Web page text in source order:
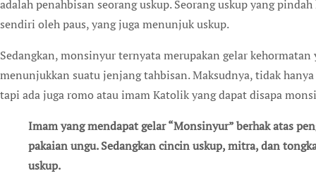
adalah penahbisan seorang uskup. Seorang uskup yang
sendiri oleh paus, yang juga menunjuk uskup.
Sedangkan, monsinyur ternyata merupakan gelar
menunjukkan suatu jenjang tahbisan. Maksudnya, tidak
tapi ada juga romo atau imam Katolik yang dapat disapa
Imam yang mendapat gelar “Monsinyur” berhak atas penghormatan khusus, juga berhak mengenakan
pakaian ungu. Sedangkan cincin uskup, mitra, dan
uskup.